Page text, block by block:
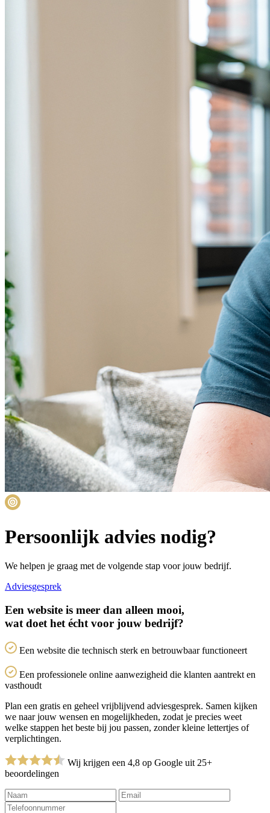
Persoonlijk advies nodig?
We helpen je graag met de volgende stap voor jouw bedrijf.
Adviesgesprek
Een website is meer dan alleen mooi,
wat doet het écht voor jouw bedrijf?
Een website die technisch sterk en betrouwbaar functioneert
Een professionele online aanwezigheid die klanten aantrekt en
vasthoudt
Plan een gratis en geheel vrijblijvend adviesgesprek. Samen kijken
we naar jouw wensen en mogelijkheden, zodat je precies weet
welke stappen het beste bij jou passen, zonder kleine lettertjes of
verplichtingen.
Wij krijgen een 4,8 op Google uit 25+
beoordelingen